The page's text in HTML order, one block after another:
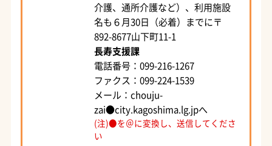
介護、通所介護など）、利用施設
名も６月30日（必着）までに〒
892-8677山下町11-1
長寿支援課
電話番号：099-216-1267
ファクス：099-224-1539
メール：chouju-
zai●city.kagoshima.lg.jpへ
(注)●を＠に変換し、送信してくださ
い